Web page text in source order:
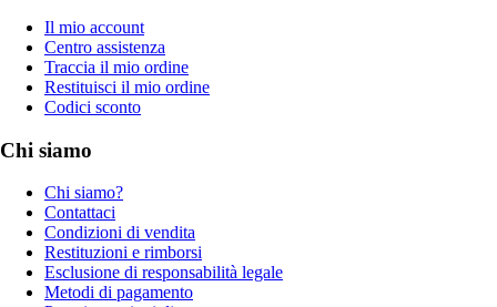
Il mio account
Centro assistenza
Traccia il mio ordine
Restituisci il mio ordine
Codici sconto
Chi siamo
Chi siamo?
Contattaci
Condizioni di vendita
Restituzioni e rimborsi
Esclusione di responsabilità legale
Metodi di pagamento